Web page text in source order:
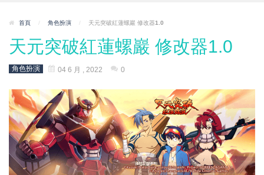
首頁 / 角色扮演 / 天元突破紅蓮螺巖 修改器1.0
天元突破紅蓮螺巖 修改器1.0
角色扮演 04 6 月 , 2022 0